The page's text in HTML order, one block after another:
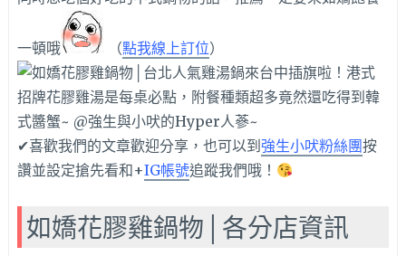
一頓哦 （點我線上訂位）
✔喜歡我們的文章歡迎分享，也可以到 強生小吠粉絲團按
讚並設定搶先看和+IG帳號追蹤我們哦！
如嬌花膠雞鍋物│各分店資訊